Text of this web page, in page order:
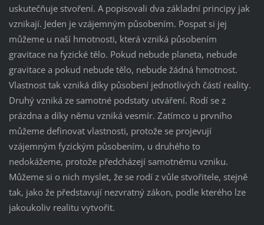
uskutečňuje stvoření. A popisovali dva základní principy jak
vznikají. Jeden je vzájemným působením. Pospat si jej
můžeme u naší hmotnosti, která vzniká působením
gravitace na fyzické tělo. Pokud nebude planeta, nebude
gravitace a pokud nebude tělo, nebude žádná hmotnost.
Vlastnost tak vzniká díky působení jednotlivých částí reality.
Druhý vzniká ze samotné podstaty utváření. Rodí se z
prázdna a díky němu vzniká vesmír. Zatímco u prvního
můžeme definovat vlastnosti, protože se projevují
vzájemným fyzickým působením, u druhého to
nedokážeme, protože předcházejí samotnému vzniku.
Můžeme si o nich myslet, že se rodí z vůle stvořitele, stejně
tak, jako že představují nezvratný zákon, podle kterého lze
jakoukoliv realitu vytvořit.